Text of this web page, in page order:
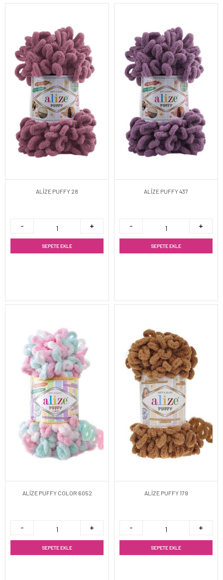
ALİZE PUFFY 28
SEPETE EKLE
ALİZE PUFFY 437
SEPETE EKLE
ALİZE PUFFY COLOR 6052
SEPETE EKLE
ALİZE PUFFY 179
SEPETE EKLE